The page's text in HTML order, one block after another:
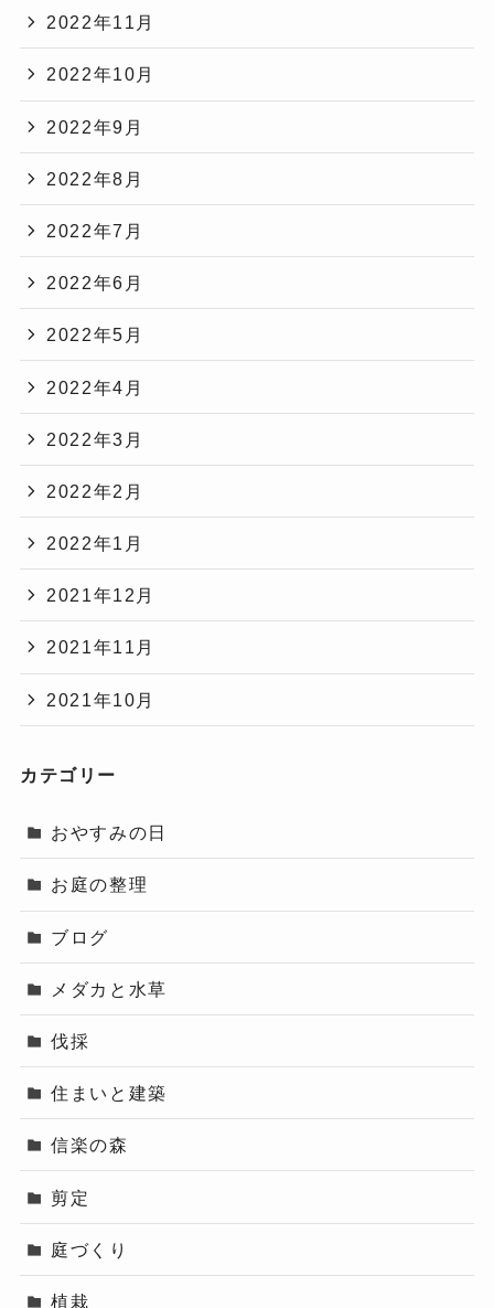
2022年11月
2022年10月
2022年9月
2022年8月
2022年7月
2022年6月
2022年5月
2022年4月
2022年3月
2022年2月
2022年1月
2021年12月
2021年11月
2021年10月
カテゴリー
おやすみの日
お庭の整理
ブログ
メダカと水草
伐採
住まいと建築
信楽の森
剪定
庭づくり
植栽